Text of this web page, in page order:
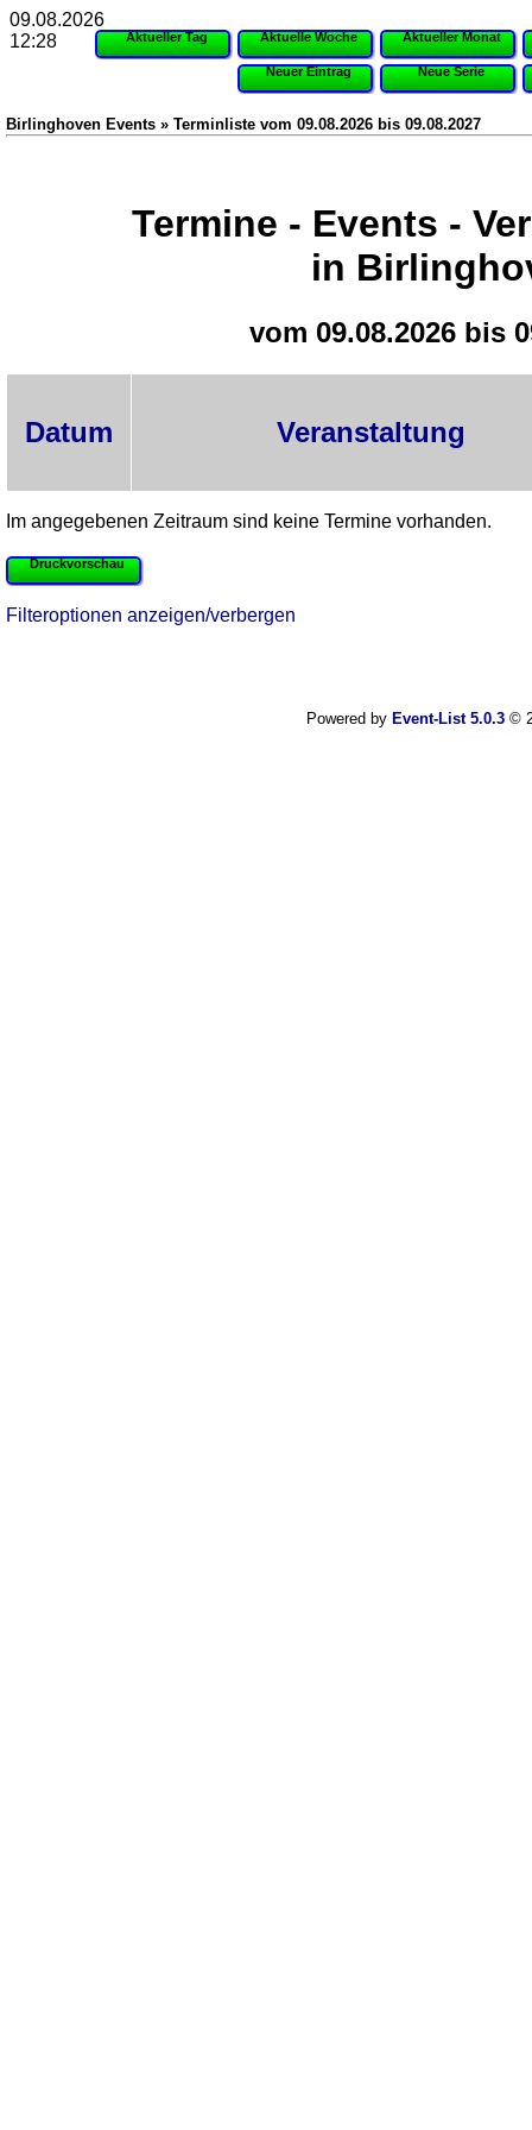
Aktueller Tag Aktuelle Woche Aktueller Monat
Neuer Eintrag Neue Serie
Birlinghoven Events » Terminliste vom 09.08.2026 bis 09.08.2027
Termine - Events -
in
vom 09.08.2026 bis
Datum Veranstaltung
Im angegebenen Zeitraum sind keine Termine vorhanden.
Druckvorschau
Filteroptionen anzeigen/verbergen
Powered by Event-List 5.0.3©
09.08.2026
12:28